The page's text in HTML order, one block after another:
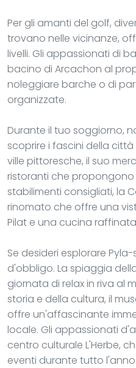
Per gli amanti del golf,
trovano nelle vicinanze,
livelli. Gli appassionati di
bacino di Arcachon al
noleggiare barche o di
organizzate.
Durante il tuo soggiorno,
scoprire i fascini della
ville pittoresche, il suo
ristoranti che propongono
stabilimenti consigliati, la
rinomato che offre una
Pilat e una cucina
Se desideri esplorare
d'obbligo. La spiaggia
giornata di relax in riva al
storia e della cultura, il
offre un'affascinante
locale. Gli appassionati
centro culturale L'Herbe,
eventi durante tutto l'anno.